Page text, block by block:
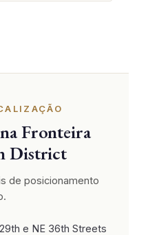
Fronteira
District
de posicionamento
e NE 36th Streets